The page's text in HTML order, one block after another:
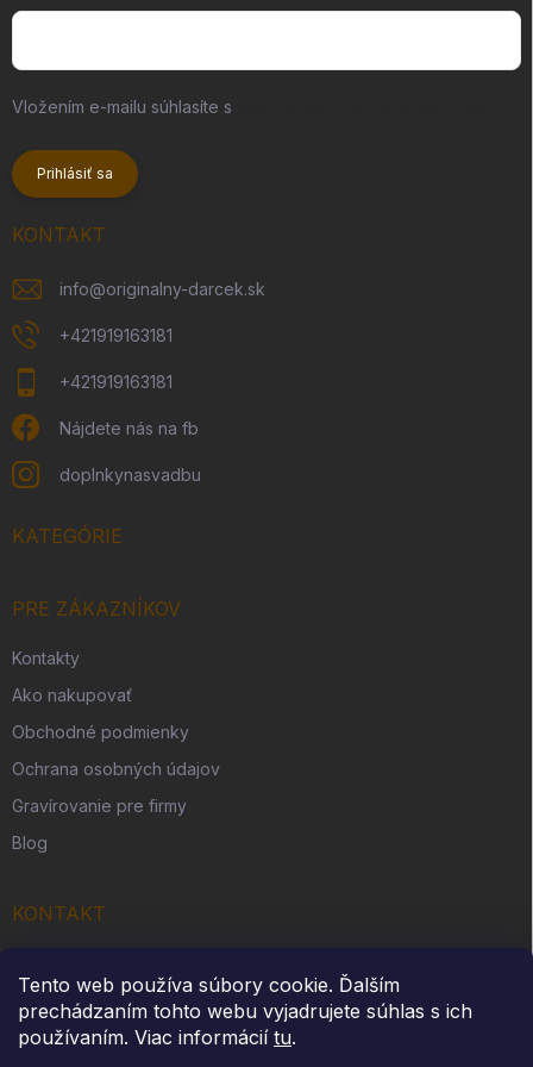
Tento web používa súbory cookie. Ďalším
prechádzaním tohto webu vyjadrujete súhlas s ich
používaním. Viac informácií tu.
Vložením e-mailu súhlasíte s
Prihlásiť sa
KONTAKT
info@originalny-darcek.sk
+421919163181
+421919163181
Nájdete nás na fb
doplnkynasvadbu
KATEGÓRIE
PRE ZÁKAZNÍKOV
Kontakty
Ako nakupovať
Obchodné podmienky
Ochrana osobných údajov
Gravírovanie pre firmy
Blog
KONTAKT
Slovenská Ves 262
IČO: 54312914